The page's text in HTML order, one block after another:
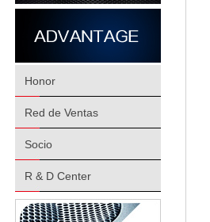
Honor
Red de Ventas
Socio
R & D Center